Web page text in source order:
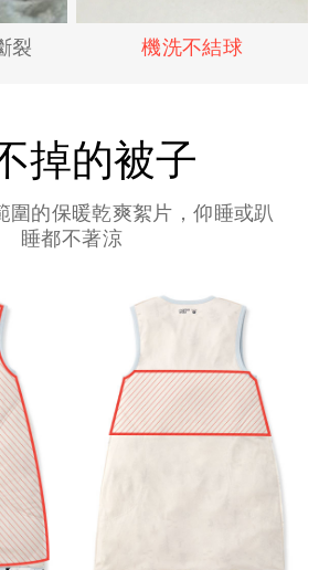
裂 機洗不結球
掉的被子
圍的保暖乾爽絮片，仰睡或趴
睡都不著涼